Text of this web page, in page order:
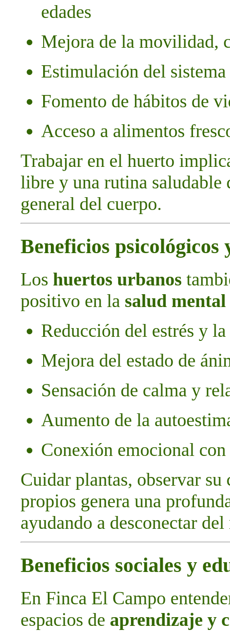
edades
Mejora de la movilidad,
Estimulación del
Fomento de hábitos de
Acceso a alimentos
Trabajar en el huerto
libre y una rutina saludable
general del cuerpo.
Beneficios psicológicos
Los huertos urbanos
positivo en la salud
Reducción del estrés y la
Mejora del estado de
Sensación de calma y
Aumento de la
Conexión emocional
Cuidar plantas, observar
propios genera una
ayudando a desconectar
Beneficios sociales y
En Finca El Campo
espacios de aprendizaje y